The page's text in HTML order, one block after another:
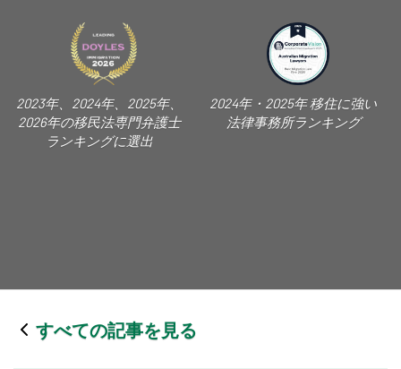
2023年、2024年、2025年、
2026年の移民法専門弁護士
ランキングに選出
2024年・2025年 移住に強い
法律事務所ランキング
すべての記事を見る